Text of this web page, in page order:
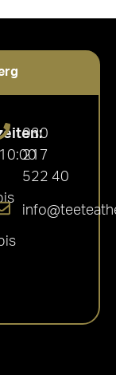
030
217
522 40